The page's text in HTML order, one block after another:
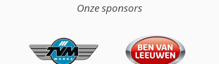
Onze sponsors